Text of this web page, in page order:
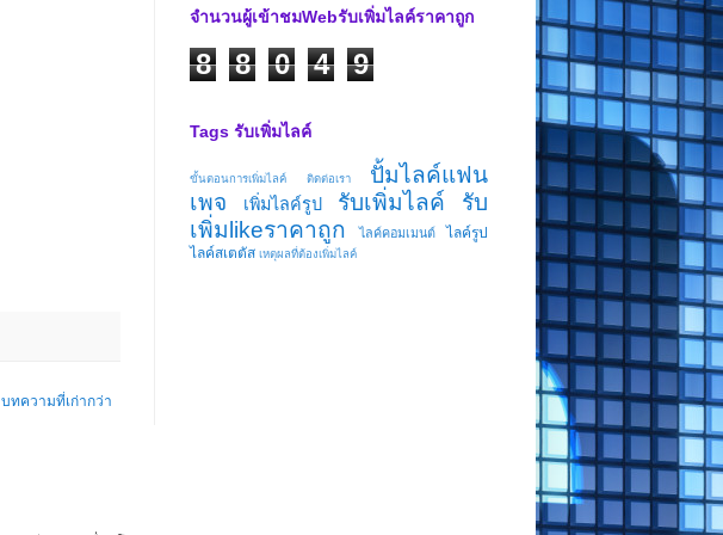
บทความที่เก่ากว่า
จำนวนผู้เข้าชมWebรับเพิ่มไลค์ราคาถูก
8 8 0 4 9
Tags รับเพิ่มไลค์
ขั้นตอนการเพิ่มไลค์ ติดต่อเรา
ปั้มไลค์แฟน
เพจ
เพิ่มไลค์รูป รับเพิ่มไลค์
รับ
เพิ่มlikeราคาถูก
ไลค์คอมเมนต์
ไลค์รูป
ไลค์สเตตัส เหตุผลที่ต้องเพิ่มไลค์